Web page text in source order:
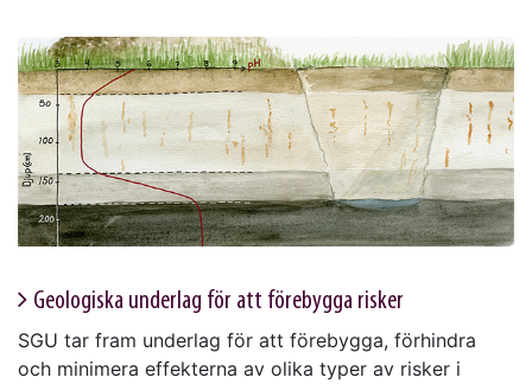
Geologiska underlag för att förebygga risker
SGU tar fram underlag för att förebygga, förhindra
och minimera effekterna av olika typer av risker i